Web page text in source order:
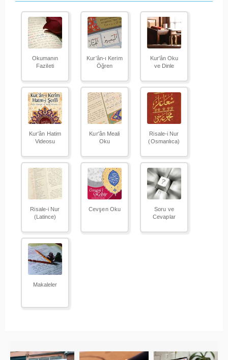
Okumanın
Fazileti
Kur'ân-ı Kerim
Öğren
Kur'ân Oku
ve Dinle
Kur'ân Hatim
Videosu
Kur'ân Meali
Oku
Risale-i Nur
(Osmanlıca)
Risale-i Nur
(Latince)
Cevşen Oku
Soru ve
Cevaplar
Makaleler